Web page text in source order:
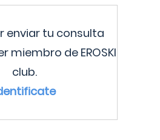
enviar tu consulta
miembro de EROSKI
club.